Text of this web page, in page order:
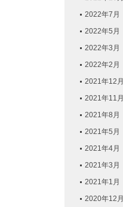
2022年7月
2022年5月
2022年3月
2022年2月
2021年12月
2021年11月
2021年8月
2021年5月
2021年4月
2021年3月
2021年1月
2020年12月